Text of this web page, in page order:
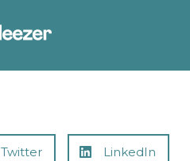
Twitter LinkedIn